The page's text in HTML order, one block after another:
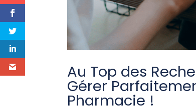
Au Top des
Gérer
Pharmacie !